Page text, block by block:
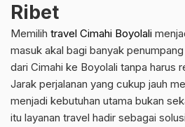
Ribet
Memilih travel Cimahi Boyolali
masuk akal bagi banyak
dari Cimahi ke Boyolali tanpa harus
Jarak perjalanan yang cukup jauh
menjadi kebutuhan utama bukan
itu layanan travel hadir sebagai